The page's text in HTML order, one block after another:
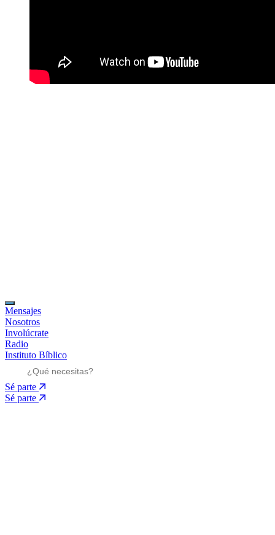
Mensajes
Nosotros
Involúcrate
Radio
Instituto Bíblico
Sé parte
Sé parte